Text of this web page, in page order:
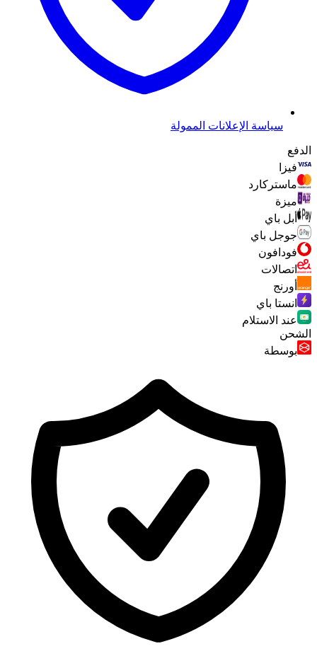
سياسة الإعلانات الممولة
الدفع
فيزا
ماستركارد
ميزة
أبل باي
جوجل باي
فودافون
اتصالات
أورنج
انستا باي
عند الاستلام
الشحن
بوسطة